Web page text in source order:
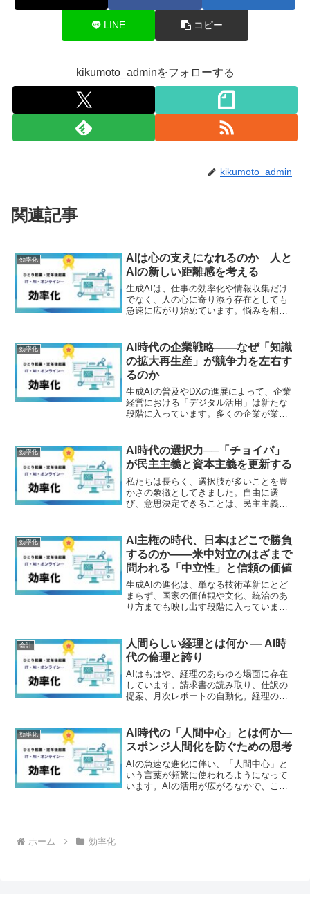
LINE コピー
kikumoto_adminをフォローする
kikumoto_admin
関連記事
効率化
AIは心の支えになれるのか 人と
AIの新しい距離感を考える
生成AIは、仕事の効率化や情報収集だけ
でなく、人の心に寄り添う存在としても
急速に広がり始めています。悩みを相談
手としてAIを利用する人も増えていま
す。一方で、「AIに頼...
効率化
AI時代の企業戦略――なぜ「知識
の拡大再生産」が競争力を左右す
るのか
生成AIの普及やDXの進展によって、企業
経営における「デジタル活用」は新たな
段階に入っています。多くの企業が業務
ジタル化したはずなのに競争力が高まら
ない」「現場の強みが...
効率化
AI時代の選択力──「チョイパ」
が民主主義と資本主義を更新する
私たちは長らく、選択肢が多いことを豊
かさの象徴としてきました。自由に選
び、意思決定できることは、民主主義や
めています。情報は爆発的に増え、人間
が処理できる限界を超えつつ...
効率化
AI主権の時代、日本はどこで勝負
するのか――米中対立のはざまで
問われる「中立性」と信頼の価値
生成AIの進化は、単なる技術革新にとど
まらず、国家の価値観や文化、統治のあ
り方までも映し出す段階に入っていま
を背景に「AI大国」として存在感を強め
ています。一方で、こうし...
会計
人間らしい経理とは何か ― AI時
代の倫理と誇り
AIはもはや、経理のあらゆる場面に存在
しています。請求書の読み取り、仕訳の
提案、月次レポートの自動化。経理の現
からこそ問われ始めています。「AIにで
きない経理の価値とは...
効率化
AI時代の「人間中心」とは何か―
スポンジ人間化を防ぐための思考
AIの急速な進化に伴い、「人間中心」と
いう言葉が頻繁に使われるようになって
います。AIの活用が広がるなかで、この
ホーム
効率化